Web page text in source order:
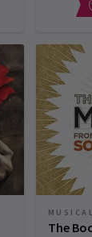
MUSICAL
The